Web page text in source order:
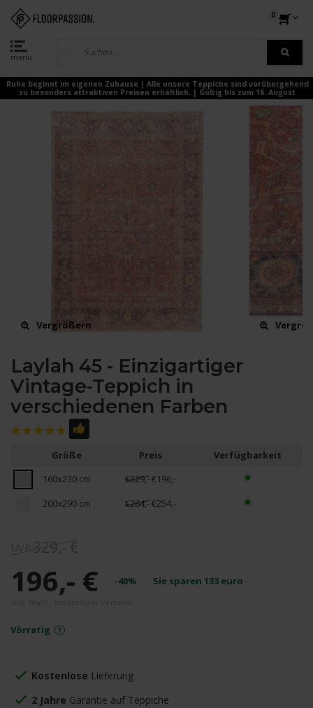
menu
0
Ruhe beginnt im eigenen Zuhause | Alle unsere Teppiche sind vorübergehend
zu besonders attraktiven Preisen erhältlich. | Gültig bis zum 16. August
Vergrößern
Laylah 45 - Einzigartiger
Vintage-Teppich in
verschiedenen Farben
Größe Preis
Verfügbarkeit
160x230 cm
€329,-€196,-
200x290 cm
€284,-€254,-
329,- €
196,- € -40% Sie sparen 133 euro
Vörratig
Kostenlose Lieferung
2 Jahre Garantie auf Teppiche